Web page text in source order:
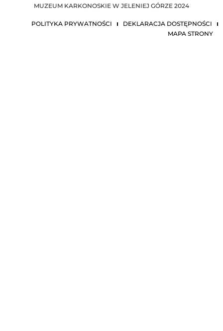
MUZEUM KARKONOSKIE W JELENIEJ GÓRZE 2024
POLITYKA PRYWATNOŚCI
DEKLARACJA DOSTĘPNOŚCI
MAPA STRONY